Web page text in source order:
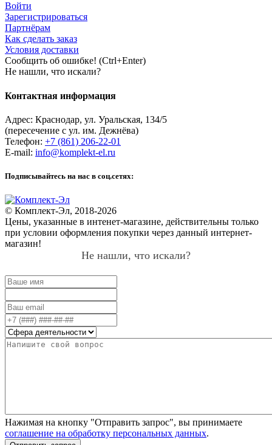
Войти
Зарегистрироваться
Партнёрам
Как сделать заказ
Условия доставки
Сообщить об ошибке! (Ctrl+Enter)
Не нашли, что искали?
Контактная информация
Адрес: Краснодар, ул. Уральская, 134/5
(пересечение с ул. им. Дежнёва)
Телефон: +7 (861) 206-22-01
E-mail: info@komplekt-el.ru
Подписывайтесь на нас в соц.сетях:
© Комплект-Эл, 2018-2026
Цены, указанные в интенет-магазине, действительны только
при условии оформления покупки через данный интернет-
магазин!
Не нашли, что искали?
Нажимая на кнопку "Отправить запрос", вы принимаете
соглашение на обработку персональных данных.